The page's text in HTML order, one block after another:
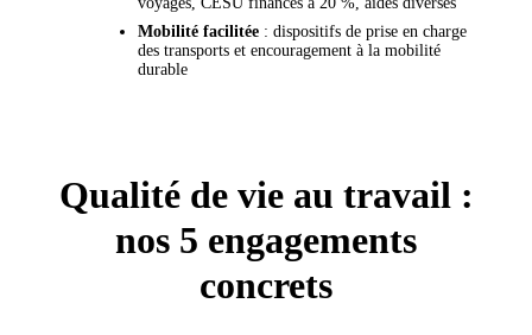
Mobilité facilitée : dispositifs de prise en charge
des transports et encouragement à la mobilité
durable
Qualité de vie au travail :
nos 5 engagements
concrets